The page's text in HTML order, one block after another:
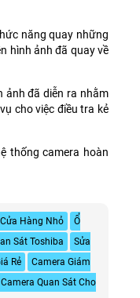
năng quay những
hình ảnh đã quay về
ảnh đã diễn ra nhằm
cho việc điều tra kẻ
thống camera hoàn
Hàng Nhỏ
Ổ
Sát Toshiba
Sửa
Rẻ
Camera Giám
Quan Sát Cho